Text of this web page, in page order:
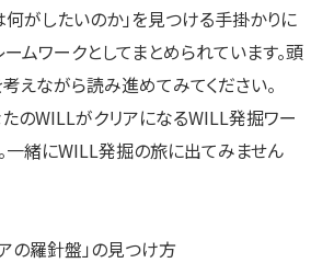
何がしたいのか」を見つける手掛かりに
ムワークとしてまとめられています。頭
えながら読み進めてみてください。
のWILLがクリアになるWILL発掘ワー
一緒にWILL発掘の旅に出てみません
アの羅針盤」の見つけ方